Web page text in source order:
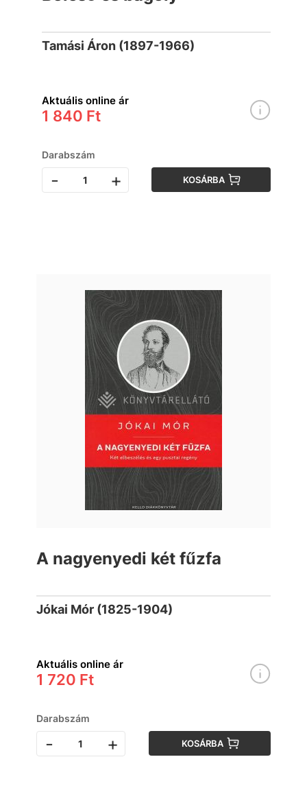
Tamási Áron (1897-1966)
Aktuális online ár
1 840 Ft
Darabszám
- + KOSÁRBA
A nagyenyedi két fűzfa
Jókai Mór (1825-1904)
Aktuális online ár
1 720 Ft
Darabszám
- + KOSÁRBA